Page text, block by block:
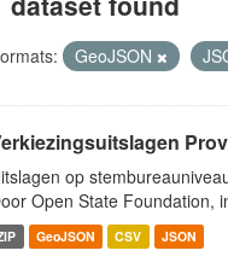
GeoJSON
op
Open State Foundation,
GeoJSON CSV JSON